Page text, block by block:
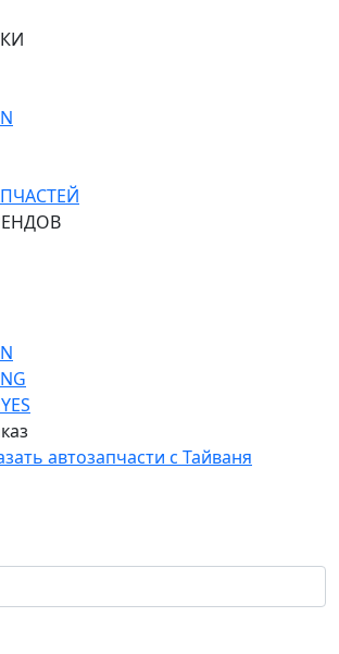
автозапчасти с Тайваня